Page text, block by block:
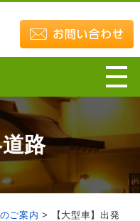
路
ご案内 >
【大型車】出発